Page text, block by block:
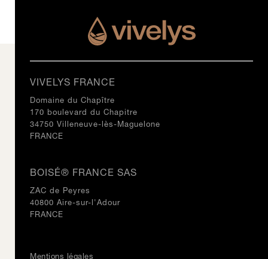
VIVELYS FRANCE
Domaine du Chapître
170 boulevard du Chapitre
34750 Villeneuve-lès-Maguelone
FRANCE
BOISÉ® FRANCE SAS
ZAC de Peyres
40800 Aire-sur-l'Adour
FRANCE
Mentions légales